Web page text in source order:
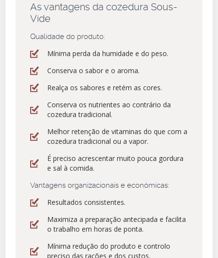
As vantagens da cozedura Sous-
Vide
Qualidade do produto:
Mínima perda da humidade e do peso.
Conserva o sabor e o aroma.
Realça os sabores e retém as cores.
Conserva os nutrientes ao contrário da
cozedura tradicional.
Melhor retenção de vitaminas do que com a
cozedura tradicional ou a vapor.
É preciso acrescentar muito pouca gordura
e sal à comida.
Vantagens organizacionais e económicas:
Resultados consistentes.
Maximiza a preparação antecipada e facilita
o trabalho em horas de ponta.
Mínima redução do produto e controlo
preciso das rações e dos custos.